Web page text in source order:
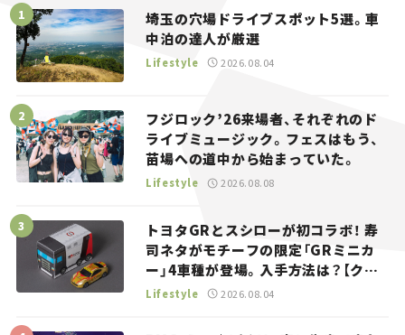
埼玉の穴場ドライブスポット5選。車
中泊の達人が厳選
Lifestyle 2026.08.04
フジロック’26来場者、それぞれのド
ライブミュージック。フェスはもう、
苗場への道中から始まっていた。
Lifestyle 2026.08.08
トヨタGRとスシローが初コラボ！ 寿
司ネタがモチーフの限定「GRミニカ
ー」4車種が登場。入手方法は？【クル
マとホビー】
Lifestyle 2026.08.04